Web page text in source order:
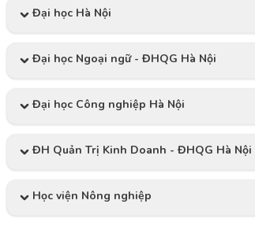
Đại học Hà Nội
Đại học Ngoại ngữ - ĐHQG Hà Nội
Đại học Công nghiệp Hà Nội
ĐH Quản Trị Kinh Doanh - ĐHQG Hà Nội
Học viện Nông nghiệp